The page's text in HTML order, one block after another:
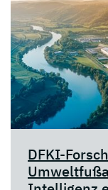
DFKI-